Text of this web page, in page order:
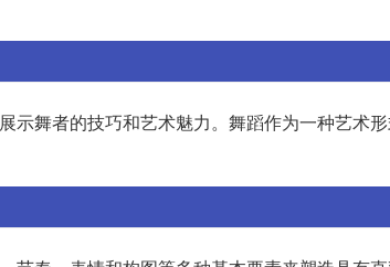
示舞者的技巧和艺术魅力。舞蹈作为一种艺术